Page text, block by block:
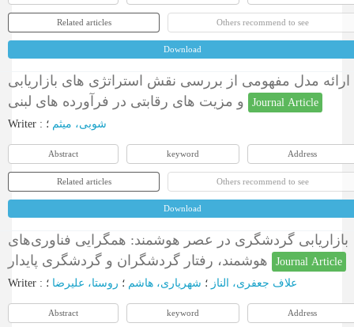
Related articles Others recommend to see
Download
ارائه مدل مفهومی از بررسی نقش استراتژی های بازاریابی
Journal Article
Writer : شوبی، میثم ؛
Abstract keyword Address
Related articles Others recommend to see
Download
بازاریابی گردشگری در عصر هوشمند: همگرایی فناوری‌های
Journal Article
Writer : علاف جعفری، الناز ؛ شهریاری، هاشم ؛ روستا، علیرضا ؛
Abstract keyword Address